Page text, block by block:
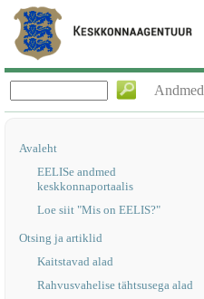
Andmed
Avaleht
EELISe andmed
keskkonnaportaalis
Loe siit "Mis on EELIS?"
Otsing ja artiklid
Kaitstavad alad
Rahvusvahelise tähtsusega alad